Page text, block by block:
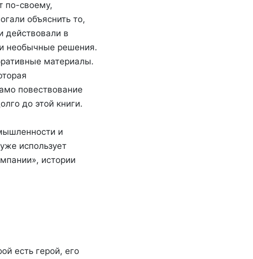
по-своему,
объяснить то,
действовали в
необычные решения.
материалы.
повествование
до этой книги.
и
использует
истории
есть герой, его